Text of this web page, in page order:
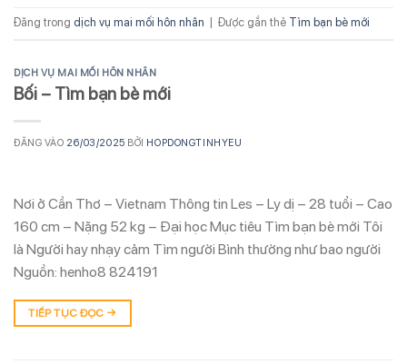
Đăng trong dịch vụ mai mối hôn nhân Được gắn thẻ Tìm bạn bè mới
DỊCH VỤ MAI MỐI HÔN NHÂN
Bối – Tìm bạn bè mới
ĐĂNG VÀO 26/03/2025 BỞI HOPDONGTINHYEU
Nơi ở Cần Thơ – Vietnam Thông tin Les – Ly dị – 28 tuổi – Cao
160 cm – Nặng 52 kg – Đại học Mục tiêu Tìm bạn bè mới Tôi
là Người hay nhạy cảm Tìm người Bình thường như bao người
Nguồn: henho8 824191
TIẾP TỤC ĐỌC →